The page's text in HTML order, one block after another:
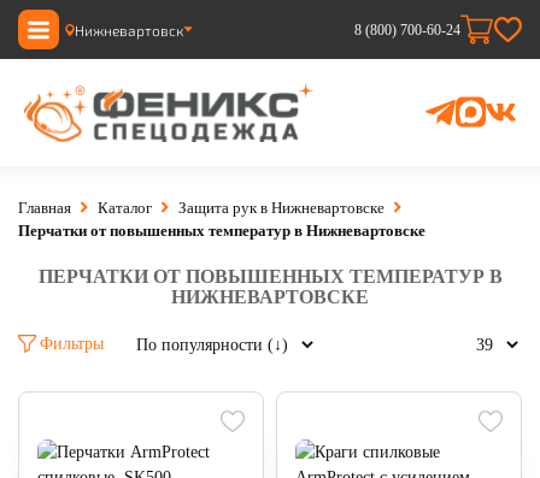
Нижневартовск 8 (800) 700-60-24
Главная Каталог
Защита рук в Нижневартовске
Перчатки от повышенных температур в Нижневартовске
ПЕРЧАТКИ ОТ ПОВЫШЕННЫХ ТЕМПЕРАТУР В
НИЖНЕВАРТОВСКЕ
Фильтры